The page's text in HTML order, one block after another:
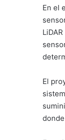
En el
El